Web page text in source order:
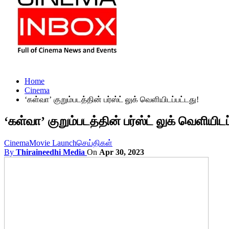
Home
Cinema
‘கள்வா’ குறும்படத்தின் பர்ஸ்ட் லுக் வெளியிடப்பட்டது!
‘கள்வா’ குறும்படத்தின் பர்ஸ்ட் லுக்
CinemaMovie Launchசெய்திகள்
By Thiraineedhi Media On Apr 30, 2023